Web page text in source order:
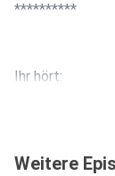
**********
Ihr hört:
Staatsexamen
Weitere